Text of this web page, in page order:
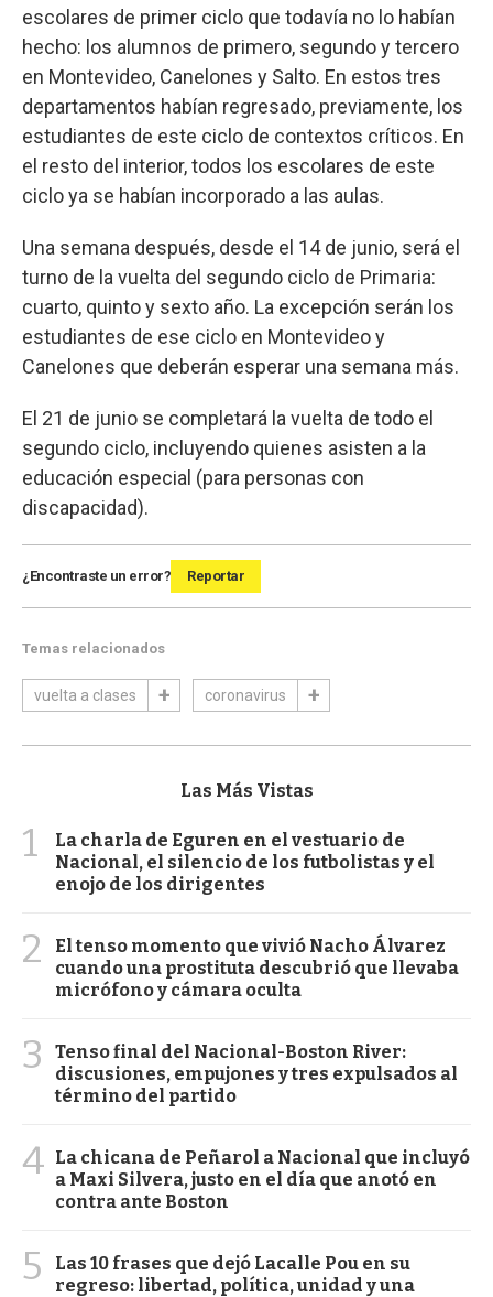
escolares de primer ciclo que todavía no lo habían
hecho: los alumnos de primero, segundo y tercero
en Montevideo, Canelones y Salto. En estos tres
departamentos habían regresado, previamente, los
estudiantes de este ciclo de contextos críticos. En
el resto del interior, todos los escolares de este
ciclo ya se habían incorporado a las aulas.
Una semana después, desde el 14 de junio, será el
turno de la vuelta del segundo ciclo de Primaria:
cuarto, quinto y sexto año. La excepción serán los
estudiantes de ese ciclo en Montevideo y
Canelones que deberán esperar una semana más.
El 21 de junio se completará la vuelta de todo el
segundo ciclo, incluyendo quienes asisten a la
educación especial (para personas con
discapacidad).
¿Encontraste un error? Reportar
Temas relacionados
vuelta a clases coronavirus
Las Más Vistas
1
La charla de Eguren en el vestuario de
Nacional, el silencio de los futbolistas y el
enojo de los dirigentes
2
El tenso momento que vivió Nacho Álvarez
cuando una prostituta descubrió que llevaba
micrófono y cámara oculta
3
Tenso final del Nacional-Boston River:
discusiones, empujones y tres expulsados al
término del partido
4 La chicana de Peñarol a Nacional que incluyó
a Maxi Silvera, justo en el día que anotó en
contra ante Boston
5
Las 10 frases que dejó Lacalle Pou en su
regreso: libertad, política, unidad y una